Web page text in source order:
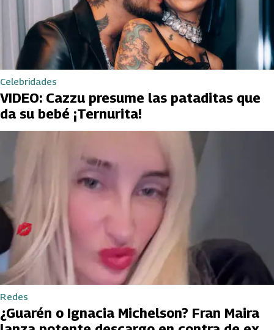
Celebridades
VIDEO: Cazzu presume las pataditas que
da su bebé ¡Ternurita!
Redes
¿Guarén o Ignacia Michelson? Fran Maira